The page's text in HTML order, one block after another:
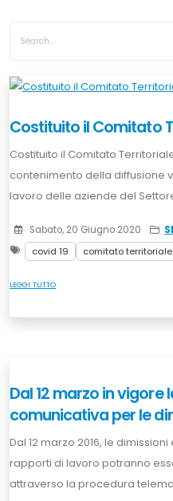
Costituito il Comitato
Costituito il Comitato
contenimento della diffusione
lavoro delle aziende del
Sabato, 20 Giugno 2020
covid 19
comitato territoriale
LEGGI TUTTO
Dal 12 marzo in
comunicativa per le
Dal 12 marzo 2016, le
rapporti di lavoro potranno
attraverso la procedura